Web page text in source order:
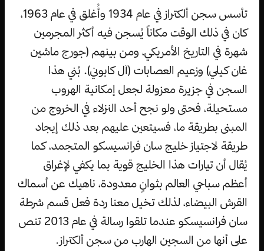
تأسس سجن ألكتراز في عام 1934 وأُغلق في عام 1963،
كان في ذلك الوقت مكاناً يُسجن فيه أكثر المجرمين
شهرة في التاريخ الأمريكي، ومن بينهم (جورج ماشين
غان كيلي) وزعيم العصابات (آل كابوني). بُني هذا
السجن في جزيرة معزولة لجعل إمكانية الهروب
مستحيلة، فحتى ولو نجح أحد النزلاء في الخروج من
المبنى بطريقة ما، فسيتعين عليهم بعد ذلك إيجاد
طريقة لاجتياز خليج سان فرانسيسكو المتجمد، كما
يُقال أن تيارات هذا الخليج قوية بما يكفي لإغراق
أعظم سباحي العالم بثوانٍ معدودة، ناهيك عن أسماك
القرش البيضاء، لذلك تخيل معنا ردة فعل قسم شرطة
سان فرانسيسكو عندما تلقوا رسالة في عام 2013 تنص
على أنها من السجين الهارب من سجن ألكتراز.